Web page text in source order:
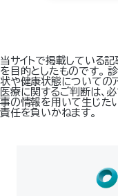
当サイトで掲載している
を目的としたものです。
状や健康状態についての
医療に関するご判断は、
事の情報を用いて生じた
責任を負いかねます。